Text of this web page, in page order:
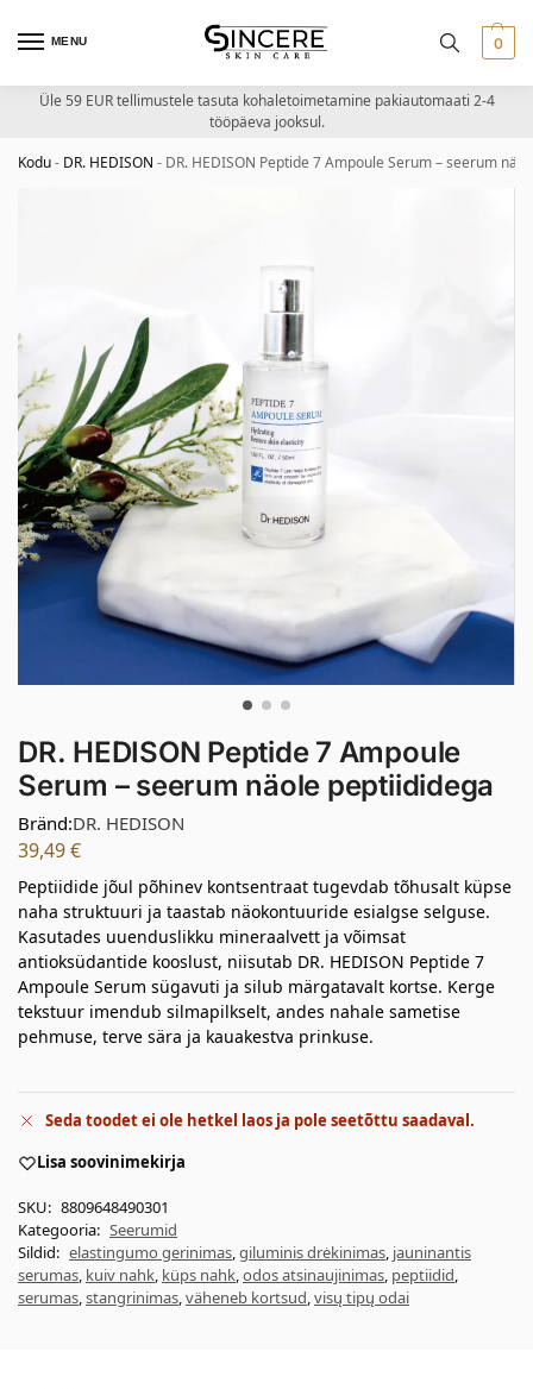
MENU 0
Üle 59 EUR tellimustele tasuta kohaletoimetamine pakiautomaati 2-4
tööpäeva jooksul.
Kodu- DR. HEDISON - DR. HEDISON Peptide 7 Ampoule Serum – seerum
DR. HEDISON Peptide 7 Ampoule
Serum – seerum näole peptiididega
Bränd:DR. HEDISON
39,49€
Peptiidide jõul põhinev kontsentraat tugevdab tõhusalt küpse
naha struktuuri ja taastab näokontuuride esialgse selguse.
Kasutades uuenduslikku mineraalvett ja võimsat
antioksüdantide kooslust, niisutab DR. HEDISON Peptide 7
Ampoule Serum sügavuti ja silub märgatavalt kortse. Kerge
tekstuur imendub silmapilkselt, andes nahale sametise
pehmuse, terve sära ja kauakestva prinkuse.
Seda toodet ei ole hetkel laos ja pole seetõttu saadaval.
Lisa soovinimekirja
SKU: 8809648490301
Kategooria: Seerumid
Sildid: elastingumo gerinimas,giluminis drėkinimas, jauninantis
serumas, kuiv nahk, küps nahk,odos atsinaujinimas, peptiidid,
serumas,stangrinimas,väheneb kortsud,visų tipų odai